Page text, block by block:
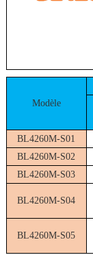
Modèle
BL4260M-S01
BL4260M-S02
BL4260M-S03
BL4260M-S04
BL4260M-S05